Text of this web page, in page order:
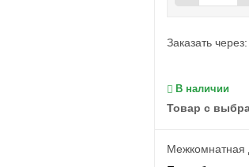
Заказать через:
В наличии
Товар с
Межкомнатная